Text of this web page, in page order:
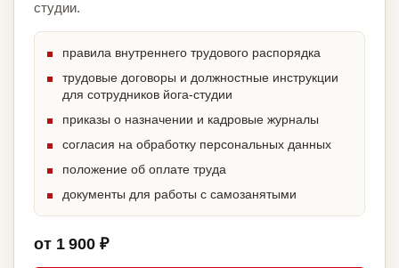
студии.
правила внутреннего трудового распорядка
трудовые договоры и должностные инструкции
для сотрудников йога-студии
приказы о назначении и кадровые журналы
согласия на обработку персональных данных
положение об оплате труда
документы для работы с самозанятыми
от 1 900 ₽